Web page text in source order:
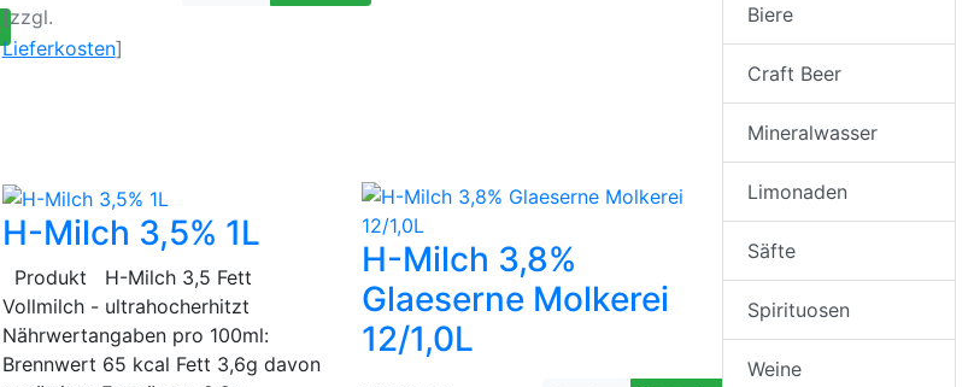
[zzgl.
Lieferkosten]
H-Milch 3,5% 1L
Produkt H-Milch 3,5 Fett
Vollmilch - ultrahocherhitzt
Nährwertangaben pro 100ml:
Brennwert 65 kcal Fett 3,6g davon
H-Milch 3,8%
Glaeserne Molkerei
12/1,0L
Biere
Craft Beer
Mineralwasser
Limonaden
Säfte
Spirituosen
Weine